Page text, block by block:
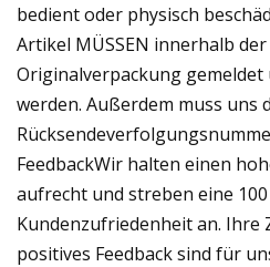
bedient oder physisch
Artikel MÜSSEN innerhalb
Originalverpackung
werden. Außerdem muss uns
FeedbackWir halten einen
aufrecht und streben eine 100
Kundenzufriedenheit an.
positives Feedback sind für